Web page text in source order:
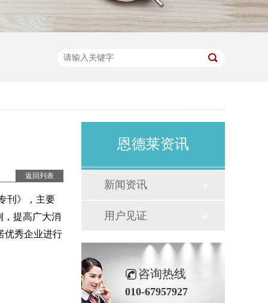
返回列表
刊》，主要
，提高广大消
优秀企业进行
恩德莱资讯
新闻资讯
用户见证
咨询热线
010-67957927